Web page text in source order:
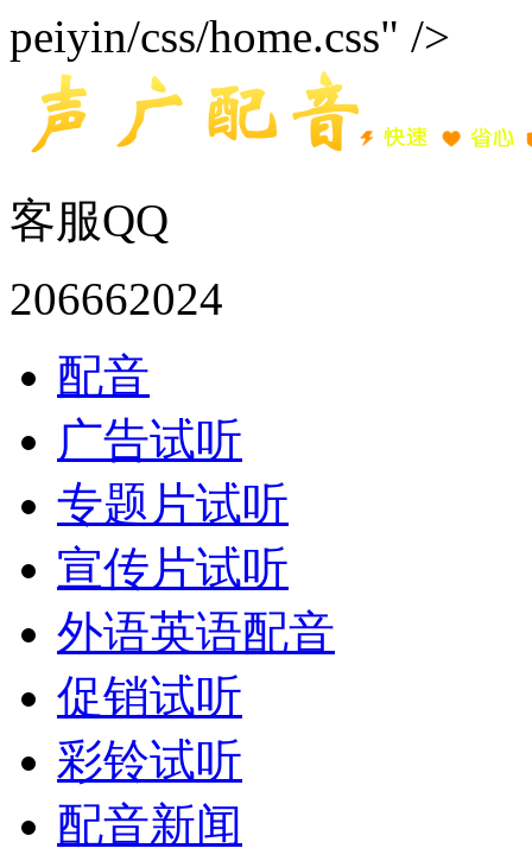
peiyin/css/home.css" />
客服QQ
206662024
配音
广告试听
专题片试听
宣传片试听
外语英语配音
促销试听
彩铃试听
配音新闻